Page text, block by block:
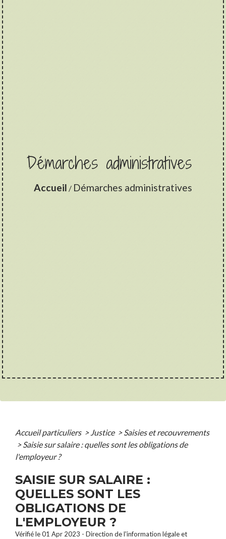
Démarches administratives
Accueil / Démarches administratives
Accueil particuliers > Justice > Saisies et recouvrements
> Saisie sur salaire : quelles sont les obligations de
l'employeur ?
SAISIE SUR SALAIRE :
QUELLES SONT LES
OBLIGATIONS DE
L'EMPLOYEUR ?
Vérifié le 01 Apr 2023 - Direction de l'information légale et